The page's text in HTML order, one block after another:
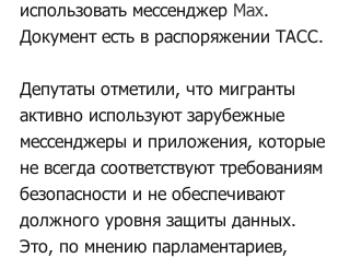
использовать мессенджер Мax.
Документ есть в распоряжении ТАСС.
Депутаты отметили, что мигранты
активно используют зарубежные
мессенджеры и приложения, которые
не всегда соответствуют требованиям
безопасности и не обеспечивают
должного уровня защиты данных.
Это, по мнению парламентариев,